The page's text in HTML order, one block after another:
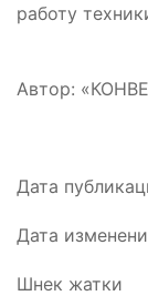
работу
Автор:
Дата
Дата
Шнек жатки